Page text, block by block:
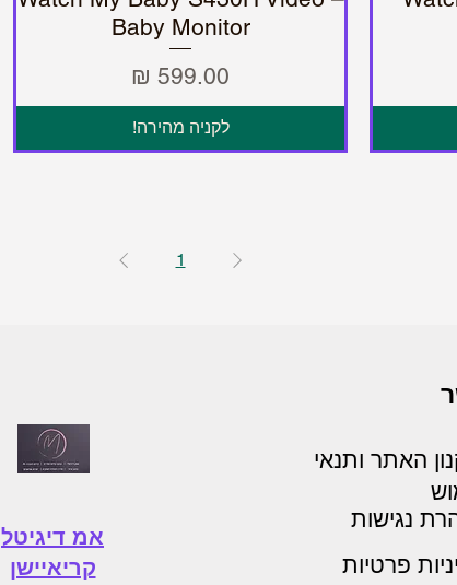
Baby Monitor
מחיר
לקניה מהירה!
1
האתר ותנאי
נגישות
פרטיות
אמ דיגיטל
קריאיישן